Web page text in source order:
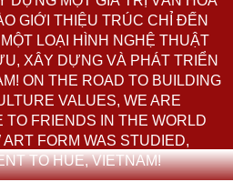
GIỚI THIỆU TRÚC CHỈ ĐẾN
LOẠI HÌNH NGHỆ THUẬT
XÂY DỰNG VÀ PHÁT TRIỂN
ON THE ROAD TO BUILDING
VALUES, WE ARE
TO FRIENDS IN THE WORLD
FORM WAS STUDIED,
TO HUE, VIETNAM!